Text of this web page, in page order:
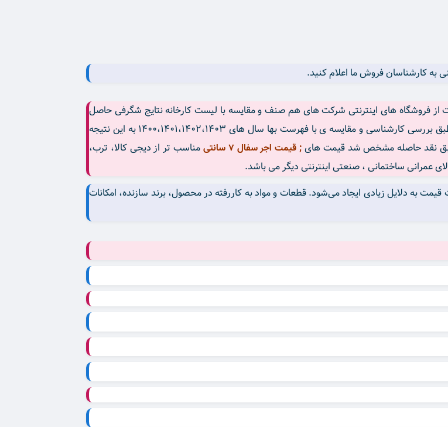
از فروشگاه های اینترنتی شرکت های هم صنف و مقایسه با لیست کارخانه نتایج شگرفی حاصل
شد. شاید همین باعث انگیزه ما شد تا این مطلب را در مقاله بگنجانیم. طبق بررسی کارشناسی و مقایسه ی با فهرست بها سال های ۱۴۰۰،۱۴۰۱،۱۴۰۲،۱۴۰۳ به این نتیجه
طبق نقد حاصله مشخص شد قیمت های; قیمت اجر سفال 7 سانتی
مناسب تر از دیجی کالا، ترب،
عمرانی ساختمانی ، صنعتی اینترنتی دیگر می باشد.
به دلایل زیادی ایجاد می‌شود. قطعات و مواد به کاررفته در محصول، برند سازنده، امکانات